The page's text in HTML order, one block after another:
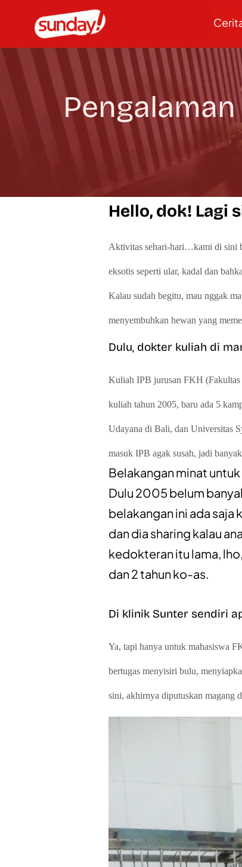
Hello, dok! Lagi
Aktivitas sehari-hari…kami di sini
eksotis seperti ular, kadal dan
Kalau sudah begitu, mau nggak
menyembuhkan hewan yang
Dulu, dokter kuliah di
Kuliah IPB jurusan FKH
kuliah tahun 2005, baru ada 5
Udayana di Bali, dan Universitas
masuk IPB agak susah, jadi
Belakangan minat
Dulu 2005 belum
belakangan ini ada saja
dan dia sharing kalau
kedokteran itu lama,
dan 2 tahun ko-as.
Di klinik Sunter sendiri
Ya, tapi hanya untuk mahasiswa
bertugas menyisiri bulu,
sini, akhirnya diputuskan magang